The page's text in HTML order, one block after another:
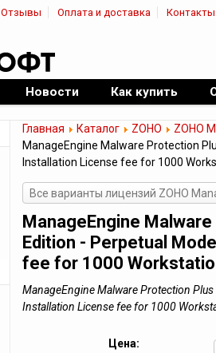
Отзывы Оплата и доставка Контакты
Новости Как купить
Главная Каталог ZOHO
ZOHO
ManageEngine Malware Protection
Installation License fee for 1000
Все варианты лицензий ZOHO
ManageEngine
Edition - Perpetual
fee for 1000
ManageEngine Malware Protection
Installation License fee for 1000
Цена: